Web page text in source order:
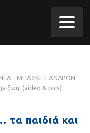
ΝΕΑ - ΜΠΑΣΚΕΤ ΑΝΔΡΩΝ
ζωη! (video & pics)
τα παιδιά και